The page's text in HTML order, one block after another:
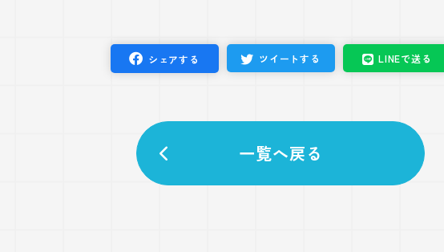
シェアする ツイートする LINEで送る
一覧へ戻る